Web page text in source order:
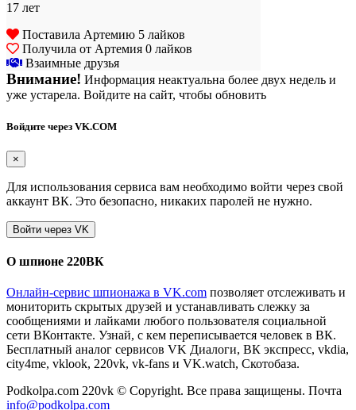
17 лет
Поставила Артемию 5 лайков
Получила от Артемия 0 лайков
Взаимные друзья
Внимание! Информация неактуальна более двух недель и
уже устарела. Войдите на сайт, чтобы обновить
Войдите через VK.COM
×
Для использования сервиса вам необходимо войти через свой
аккаунт ВК. Это безопасно, никаких паролей не нужно.
О шпионе 220ВК
Онлайн-сервис шпионажа в VK.com позволяет отслеживать и
мониторить скрытых друзей и устанавливать слежку за
сообщениями и лайками любого пользователя социальной
сети ВКонтакте. Узнай, с кем переписывается человек в ВК.
Бесплатный аналог сервисов VK Диалоги, ВК экспресс, vkdia,
city4me, vklook, 220vk, vk-fans и VK.watch, Скотобаза.
Podkolpa.com 220vk © Copyright. Все права защищены. Почта
info@podkolpa.com